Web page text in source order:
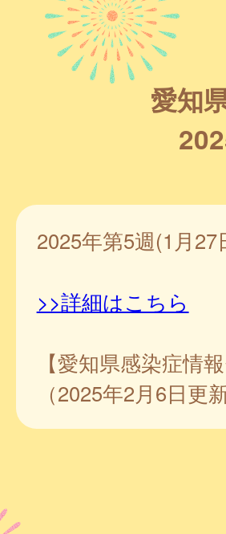
愛知
2025年第5週(1月27
>>詳細はこちら
【愛知県感染症情
（2025年2月6日更新